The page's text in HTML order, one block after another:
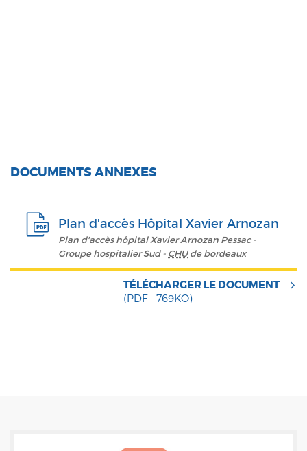
DOCUMENTS ANNEXES
Plan d'accès Hôpital Xavier Arnozan
Plan d'accès hôpital Xavier Arnozan Pessac -
Groupe hospitalier Sud - CHUde bordeaux
TÉLÉCHARGER LE DOCUMENT
(PDF - 769KO)